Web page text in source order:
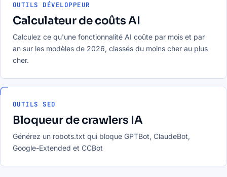
OUTILS DÉVELOPPEUR
Calculateur de coûts AI
Calculez ce qu'une fonctionnalité AI coûte par mois et par
an sur les modèles de 2026, classés du moins cher au plus
cher.
OUTILS SEO
Bloqueur de crawlers IA
Générez un robots.txt qui bloque GPTBot, ClaudeBot,
Google-Extended et CCBot